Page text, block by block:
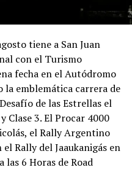
disputará la 6º fecha del
Río Negro. La “Fábrica
patagónico después de 6
Clase 2(Grupos
Clase 3(Grupos
Carretera
Clase 2(Grupos
Clase 1(Grupos
Clase 3(Grupos
tiene a San Juan
con el Turismo
fecha en el Autódromo
la emblemática carrera de
de las Estrellas el
Clase 3. El Procar 4000
el Rally Argentino
Rally del Jaaukanigás en
las 6 Horas de Road